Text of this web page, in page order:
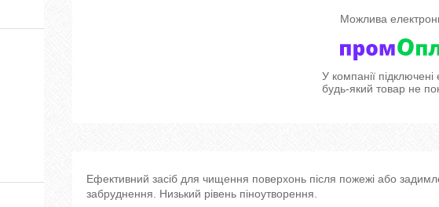
У компанії
будь-який товар не
Ефективний засіб для чищення поверхонь після пожежі або
забруднення. Низький рівень піноутворення.